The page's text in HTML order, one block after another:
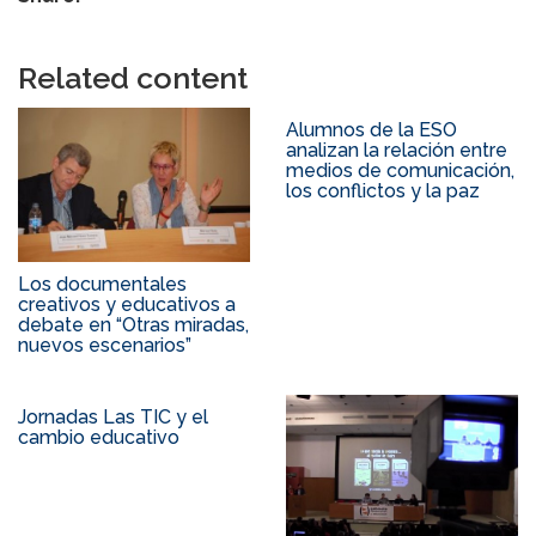
Related content
Los documentales
creativos y educativos a
debate en “Otras miradas,
nuevos escenarios”
Alumnos de la ESO
analizan la relación entre
medios de comunicación,
los conflictos y la paz
Jornadas Las TIC y el
cambio educativo